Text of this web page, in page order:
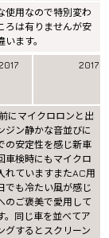
使用なので特別変わ
ろは有りませんが安
ます。
2017
にマイクロロンと出
ジン静かな音並びに
の安定性を感じ新車
車検時にもマイクロ
れていますまたAC用
でも冷たい風が感じ
のご褒美で愛用して
。同じ車を並べてア
グするとスクリーン